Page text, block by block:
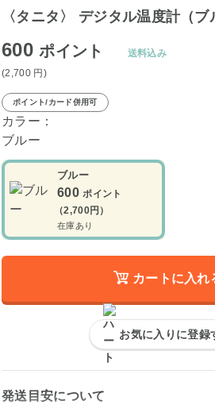
〈タニタ〉 デジタル温度計（ブ
600ポイント
(2,700 円 )
送料込み
ポイント/カード併用可
カラー：
ブルー
ブルー
600 ポイント
（2,700円）
在庫あり
カートに入れ
お気に入りに登録
発送目安について